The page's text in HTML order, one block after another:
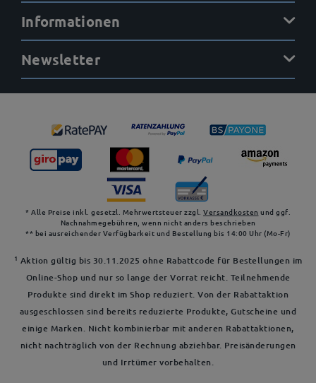
Informationen
Newsletter
* Alle Preise inkl. gesetzl. Mehrwertsteuer zzgl. Versandkosten und ggf.
Nachnahmegebühren, wenn nicht anders beschrieben
** bei ausreichender Verfügbarkeit und Bestellung bis 14:00 Uhr (Mo-Fr)
1 Aktion gültig bis 30.11.2025 ohne Rabattcode für Bestellungen im
Online-Shop und nur so lange der Vorrat reicht. Teilnehmende
Produkte sind direkt im Shop reduziert. Von der Rabattaktion
ausgeschlossen sind bereits reduzierte Produkte, Gutscheine und
einige Marken. Nicht kombinierbar mit anderen Rabattaktionen,
nicht nachträglich von der Rechnung abziehbar. Preisänderungen
und Irrtümer vorbehalten.